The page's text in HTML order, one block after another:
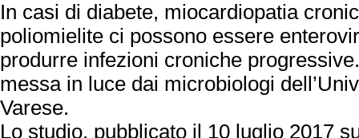
In casi di diabete, miocardiopatia
poliomielite ci possono essere
produrre infezioni croniche
messa in luce dai microbiologi
Varese.
Lo studio, pubblicato il 10 luglio 2017